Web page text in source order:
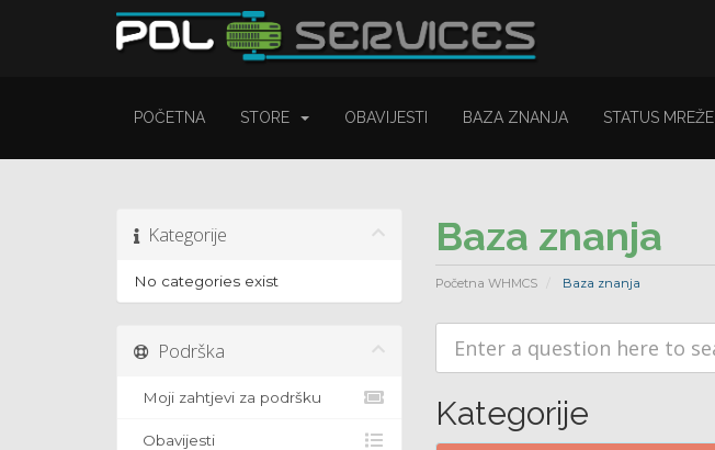
POČETNA STORE OBAVIJESTI BAZA ZNANJA STATUS MREŽE
Baza znanja
Početna WHMCS Baza znanja
Kategorije
No categories exist
Kategorije
Podrška
Moji zahtjevi za podršku
Obavijesti